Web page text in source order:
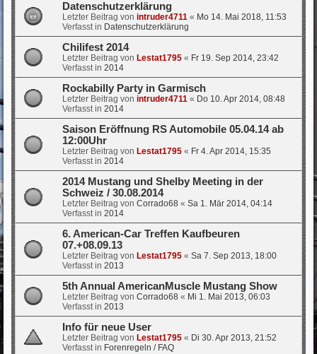
Datenschutzerklärung
Letzter Beitrag von intruder4711 « Mo 14. Mai 2018, 11:53
Verfasst in Datenschutzerklärung
Chilifest 2014
Letzter Beitrag von Lestat1795 « Fr 19. Sep 2014, 23:42
Verfasst in 2014
Rockabilly Party in Garmisch
Letzter Beitrag von intruder4711 « Do 10. Apr 2014, 08:48
Verfasst in 2014
Saison Eröffnung RS Automobile 05.04.14 ab
12:00Uhr
Letzter Beitrag von Lestat1795 « Fr 4. Apr 2014, 15:35
Verfasst in 2014
2014 Mustang und Shelby Meeting in der
Schweiz / 30.08.2014
Letzter Beitrag von Corrado68 « Sa 1. Mär 2014, 04:14
Verfasst in 2014
6. American-Car Treffen Kaufbeuren
07.+08.09.13
Letzter Beitrag von Lestat1795 « Sa 7. Sep 2013, 18:00
Verfasst in 2013
5th Annual AmericanMuscle Mustang Show
Letzter Beitrag von Corrado68 « Mi 1. Mai 2013, 06:03
Verfasst in 2013
Info für neue User
Letzter Beitrag von Lestat1795 « Di 30. Apr 2013, 21:52
Verfasst in Forenregeln / FAQ